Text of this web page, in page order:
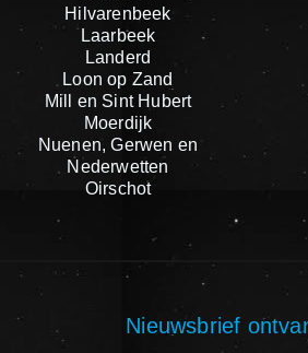
Hilvarenbeek
Laarbeek
Landerd
Loon op Zand
Mill en Sint Hubert
Moerdijk
Nuenen, Gerwen en
Nederwetten
Oirschot
Nieuwsbrief